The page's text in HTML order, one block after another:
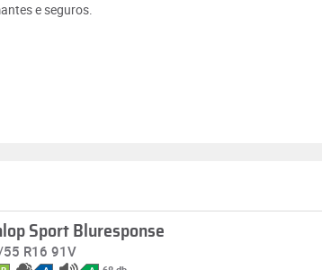
e seguros.
Sport Bluresponse
R16 91V